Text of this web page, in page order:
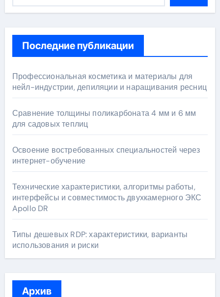
Последние публикации
Профессиональная косметика и материалы для
нейл-индустрии, депиляции и наращивания ресниц
Сравнение толщины поликарбоната 4 мм и 6 мм
для садовых теплиц
Освоение востребованных специальностей через
интернет-обучение
Технические характеристики, алгоритмы работы,
интерфейсы и совместимость двухкамерного ЭКС
Apollo DR
Типы дешевых RDP: характеристики, варианты
использования и риски
Архив